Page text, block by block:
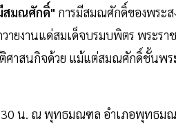
สมณศักดิ์" การมีสมณศักดิ์ของพระ
ยงานแด่สมเด็จบรมบพิตร​ พระรา
ศาสนกิจด้วย​ แม้แต่สมณศักดิ์ชั้นพ
น. ณ พุทธมณฑล อำเภอพุทธม